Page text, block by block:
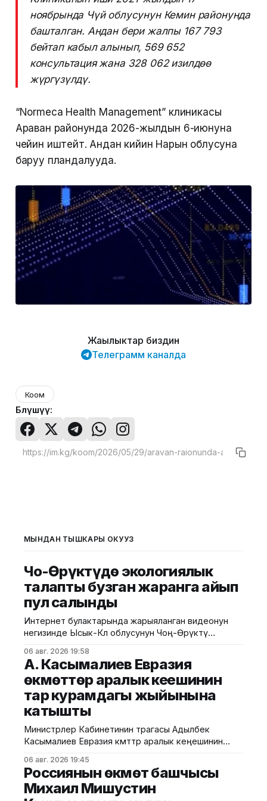
ноябрында Чүй облусунун Кемин районунда
башталган. Андан бери жалпы 167 793
бейтап кабыл алынып, 569 652
консультация жана 328 062 изилдөө
жүргүзүлдү.
“Normeca Health Management” клиникасы
Араван районунда 2026-жылдын 6-июнуна
чейин иштейт. Андан кийин Нарын облусуна
баруу пландалууда.
Жаңылыктар биздин
Телеграмм каналда
Коом
Бөлүшүү:
МЫНДАН ТЫШКАРЫ ОКУҢУЗ
Чоң-Өрүктүдө экологиялык
талапты бузган жаранга айып
пул салынды
Интернет булактарында жарыяланган видеонун
негизинде Ысык-Көл облусунун Чоң-Өрүктү
жерге төгүү фактысы аныкталды. Бул тууралуу
Жаратылыш ресурстары, экология жана
техникалык көзөмөл министрлигинен билдиришти.
Маалыматка ылайык, Экологиялык жана
техникалык көзөмөл кызматынын Ысык-Көл
регионалдык башкармалыгынын тескөөчүлөрү
жүргүзгөн текшерүүдө экологиялык талаптарды
бузган жаран аныкталган. Жыйынтыгында "Укук
06 авг. 2026 19:58
А. Касымалиев Евразия
өкмөттөр аралык кеңешинин
тар курамдагы жыйынына
катышты
Министрлер Кабинетинин төрагасы Адылбек
Касымалиев Евразия өкмөттөр аралык кеңешинин
тууралуу Өкмөттүн басма сөз кызматынан
билдиришти. Жыйындын алдында ЕАЭБге мүчө
мамлекеттердин өкмөт башчыларын расмий тосуп
06 авг. 2026 19:45
Россиянын өкмөт башчысы
Михаил Мишустин